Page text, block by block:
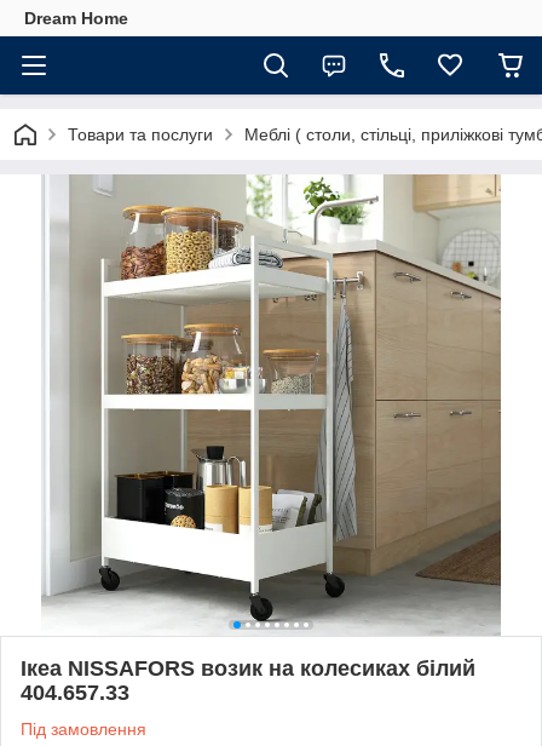
Dream Home
Товари та послуги Меблі ( столи, стільці, приліжкові
Ікеа NISSAFORS возик на колесиках білий
404.657.33
Під замовлення